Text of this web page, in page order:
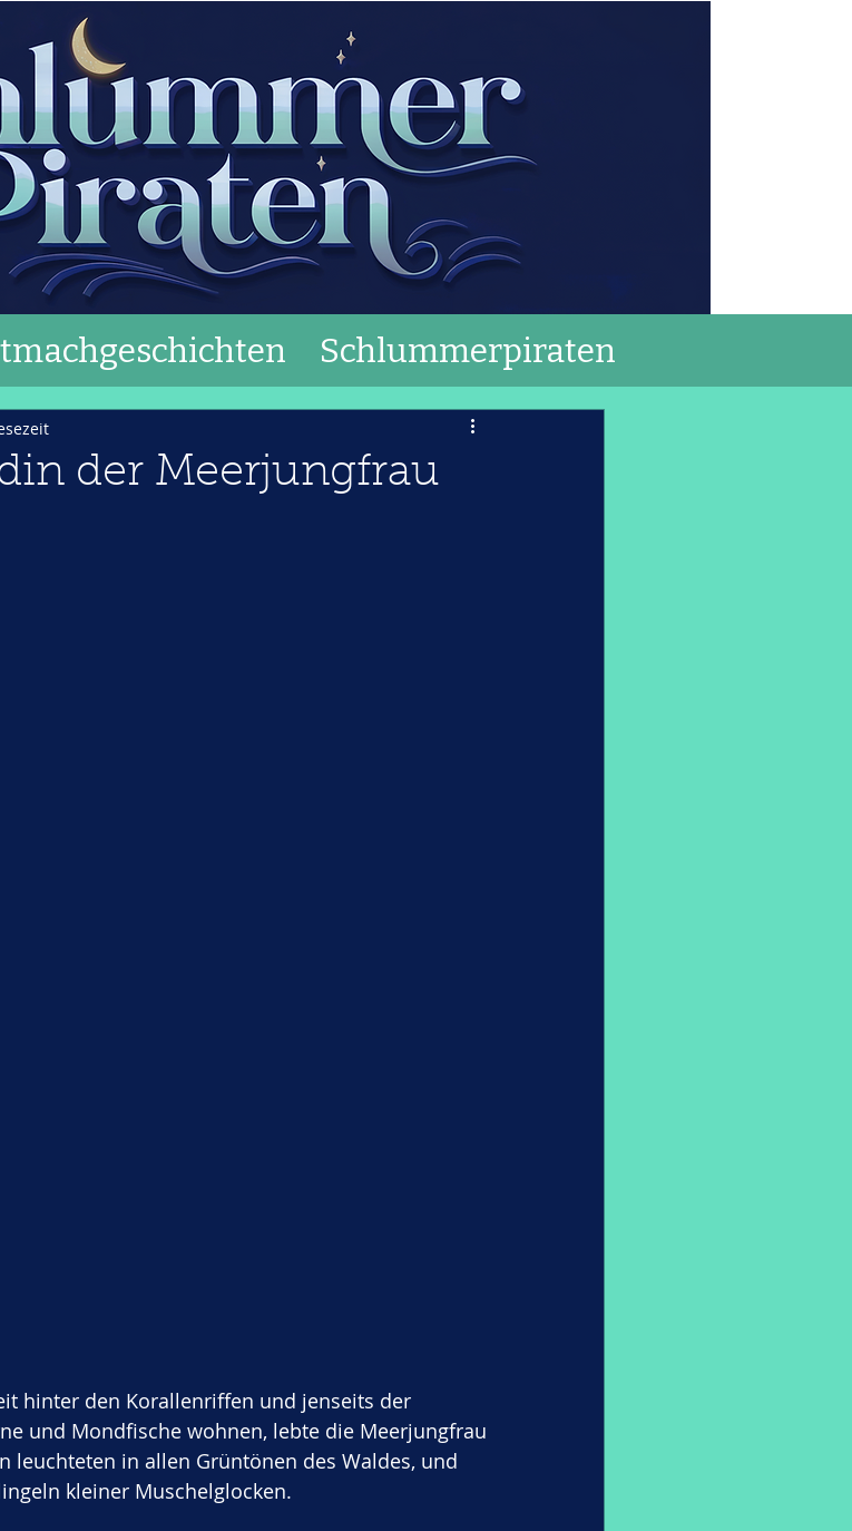
Schlummerpiraten
der Meerjungfrau
hinter den Korallenriffen und jenseits der
und Mondfische wohnen, lebte die Meerjungfrau
leuchteten in allen Grüntönen des Waldes, und
kleiner Muschelglocken.